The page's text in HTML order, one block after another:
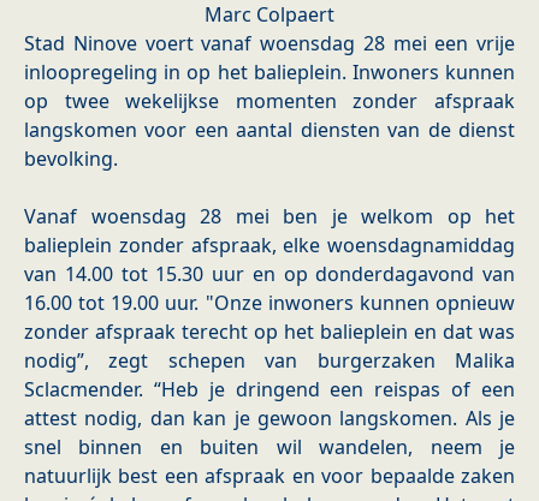
Marc Colpaert
Stad Ninove voert vanaf woensdag 28 mei een vrije
inloopregeling in op het balieplein. Inwoners kunnen
op twee wekelijkse momenten zonder afspraak
langskomen voor een aantal diensten van de dienst
bevolking.
Vanaf woensdag 28 mei ben je welkom op het
balieplein zonder afspraak, elke woensdagnamiddag
van 14.00 tot 15.30 uur en op donderdagavond van
16.00 tot 19.00 uur. "Onze inwoners kunnen opnieuw
zonder afspraak terecht op het balieplein en dat was
nodig”, zegt schepen van burgerzaken Malika
Sclacmender. “Heb je dringend een reispas of een
attest nodig, dan kan je gewoon langskomen. Als je
snel binnen en buiten wil wandelen, neem je
natuurlijk best een afspraak en voor bepaalde zaken